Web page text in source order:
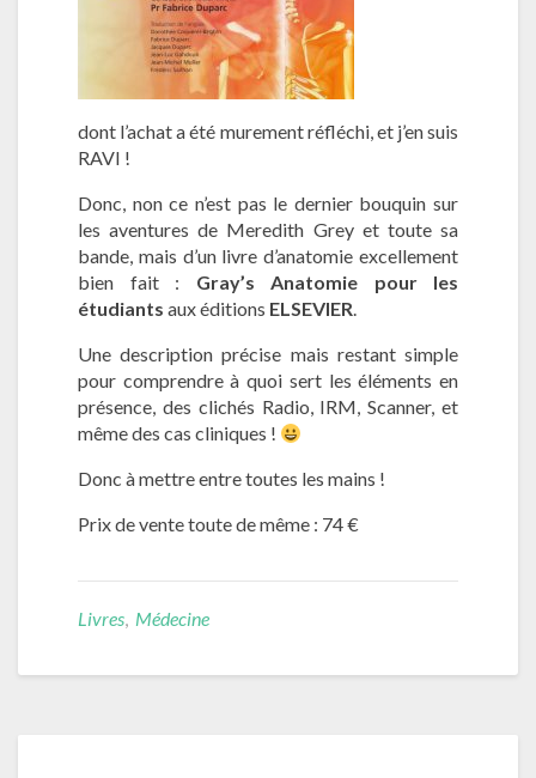
dont l’achat a été murement réfléchi, et j’en suis
RAVI !
Donc, non ce n’est pas le dernier bouquin sur
les aventures de Meredith Grey et toute sa
bande, mais d’un livre d’anatomie excellement
bien fait : Gray’s Anatomie pour les
étudiants aux éditions ELSEVIER.
Une description précise mais restant simple
pour comprendre à quoi sert les éléments en
présence, des clichés Radio, IRM, Scanner, et
même des cas cliniques !
Donc à mettre entre toutes les mains !
Prix de vente toute de même : 74 €
Livres, Médecine